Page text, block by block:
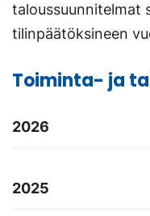
taloussuunnitelmat
tilinpäätöksineen
Toiminta- ja
2026
2025